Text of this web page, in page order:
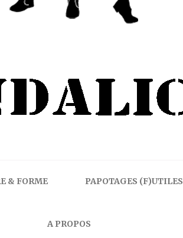
& FORME PAPOTAGES (F)UTILES
A PROPOS